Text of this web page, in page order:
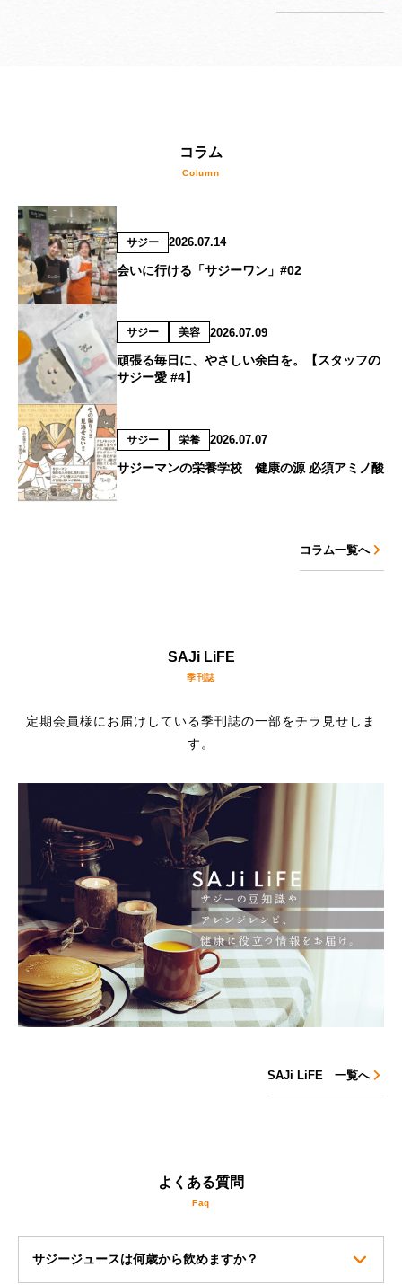
コラム
サジー 2026.07.14
会いに行ける「サジーワン」#02
サジー 美容 2026.07.09
頑張る毎日に、やさしい余白を。【スタッフの
サジー愛 #4】
サジー 栄養 2026.07.07
サジーマンの栄養学校 健康の源 必須アミノ酸
コラム一覧へ
SAJi LiFE
定期会員様にお届けしている季刊誌の一部をチラ見せしま
す。
SAJi LiFE 一覧へ
よくある質問
サジージュースは何歳から飲めますか？